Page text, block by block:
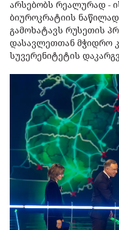
არსებობს რეალურად -
ბიუროკრატიის
გამოხატავს რუსეთის
დასავლეთთან მჭიდრო
სუვერენიტეტის